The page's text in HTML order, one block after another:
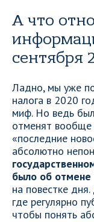
А что
сентября
Ладно, мы уже
налога в 2020
миф. Но ведь
отменят вообще
«последние
абсолютно
было об
на повестке
где регулярно
чтобы понять